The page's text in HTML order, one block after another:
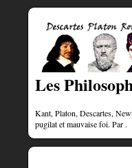
Les
Kant, Platon, Descartes,
pugilat et mauvaise foi. Par .